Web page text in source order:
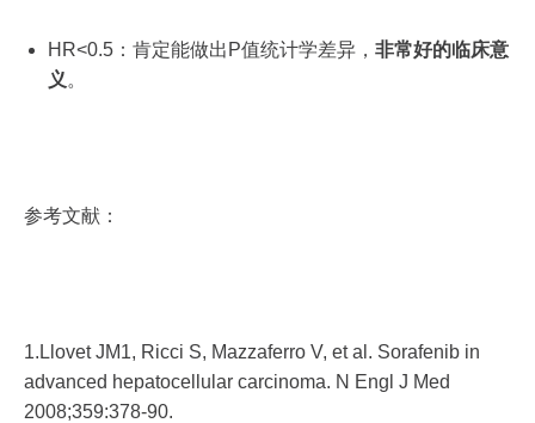
HR<0.5：肯定能做出P值统计学差异， 非常好的临床意
义 。
参考文献：
1.Llovet JM1, Ricci S, Mazzaferro V, et al. Sorafenib in
advanced hepatocellular carcinoma. N Engl J Med
2008;359:378-90.